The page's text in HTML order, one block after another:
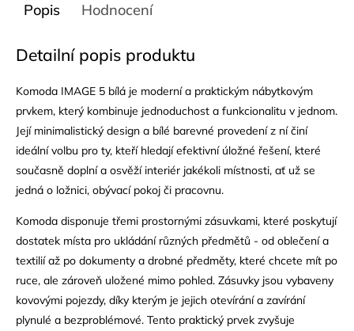
Popis Hodnocení
Detailní popis produktu
Komoda IMAGE 5 bílá je moderní a praktickým nábytkovým
prvkem, který kombinuje jednoduchost a funkcionalitu v jednom.
Její minimalistický design a bílé barevné provedení z ní činí
ideální volbu pro ty, kteří hledají efektivní úložné řešení, které
současně doplní a osvěží interiér jakékoli místnosti, ať už se
jedná o ložnici, obývací pokoj či pracovnu.
Komoda disponuje třemi prostornými zásuvkami, které poskytují
dostatek místa pro ukládání různých předmětů - od oblečení a
textilií až po dokumenty a drobné předměty, které chcete mít po
ruce, ale zároveň uložené mimo pohled. Zásuvky jsou vybaveny
kovovými pojezdy, díky kterým je jejich otevírání a zavírání
plynulé a bezproblémové. Tento praktický prvek zvyšuje